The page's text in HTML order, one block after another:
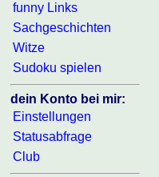
funny Links
Sachgeschichten
Witze
Sudoku spielen
dein Konto bei mir:
Einstellungen
Statusabfrage
Club